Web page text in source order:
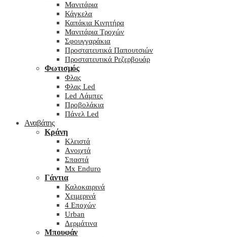
Μανιτάρια
Κάγκελα
Καπάκια Κινητήρα
Μανιτάρια Τροχών
Σφουγγαράκια
Προστατευτικά Παπουτσιών
Προστατευτικά Ρεζερβουάρ
Φωτισμός
Φλας
Φλας Led
Led Λάμπες
Προβολάκια
Πάνελ Led
Αναβάτης
Κράνη
Kλειστά
Aνοιχτά
Σπαστά
Mx Enduro
Γάντια
Καλοκαιρινά
Χειμερινά
4 Εποχών
Urban
Δερμάτινα
Μπουφάν